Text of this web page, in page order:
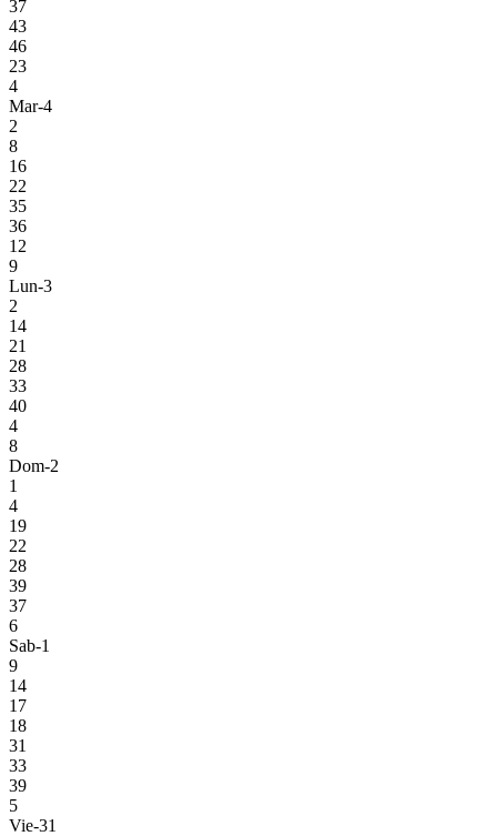
37
43
46
23
4
Mar-4
2
8
16
22
35
36
12
9
Lun-3
2
14
21
28
33
40
4
8
Dom-2
1
4
19
22
28
39
37
6
Sab-1
9
14
17
18
31
33
39
5
Vie-31